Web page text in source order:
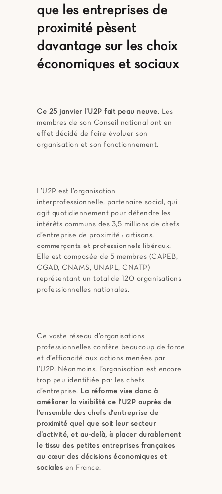
que les entreprises de
proximité pèsent
davantage sur les choix
économiques et sociaux
Ce 25 janvier l’U2P fait peau neuve. Les
membres de son Conseil national ont en
effet décidé de faire évoluer son
organisation et son fonctionnement.
L’U2P est l’organisation
interprofessionnelle, partenaire social, qui
agit quotidiennement pour défendre les
intérêts communs des 3,5 millions de chefs
d’entreprise de proximité : artisans,
commerçants et professionnels libéraux.
Elle est composée de 5 membres (CAPEB,
CGAD, CNAMS, UNAPL, CNATP)
représentant un total de 120 organisations
professionnelles nationales.
Ce vaste réseau d’organisations
professionnelles confère beaucoup de force
et d’efficacité aux actions menées par
l’U2P. Néanmoins, l’organisation est encore
trop peu identifiée par les chefs
d’entreprise. La réforme vise donc à
améliorer la visibilité de l’U2P auprès de
l’ensemble des chefs d’entreprise de
proximité quel que soit leur secteur
d’activité, et au-delà, à placer durablement
le tissu des petites entreprises françaises
au cœur des décisions économiques et
sociales en France.